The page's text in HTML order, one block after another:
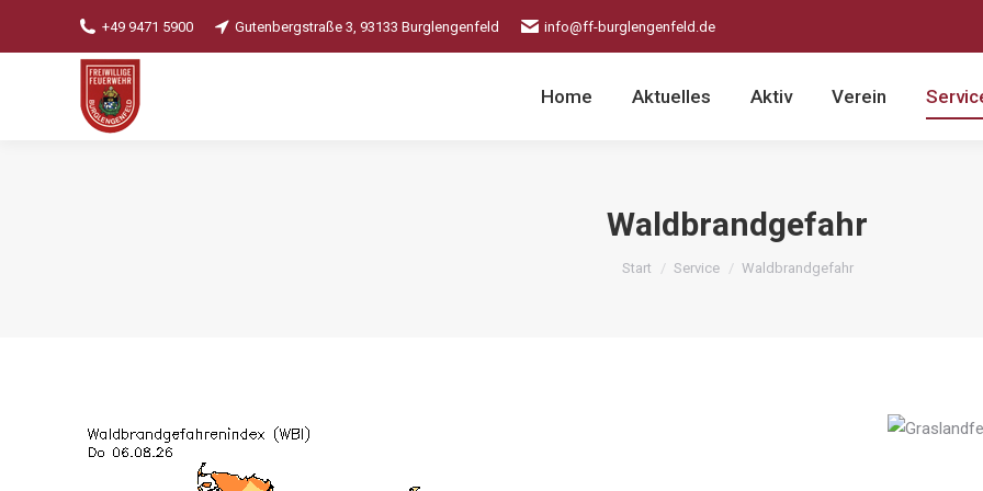
+49 9471 5900 Gutenbergstraße 3, 93133 Burglengenfeld info@ff-burglengenfeld.de
Home Aktuelles Aktiv Verein
Waldbrandgefahr
Sie befinden sich hier:
Start Service Waldbrandgefahr